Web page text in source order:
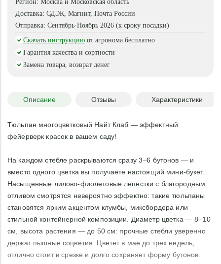
Регион: Москва и Московская область
Доставка: СДЭК, Магнит, Почта России
Отправка: Сентябрь-Ноябрь 2026 (к сроку посадки)
Скачать инструкцию от агронома бесплатно
Гарантия качества и сортности
Замена товара, возврат денег
Описание Отзывы Характеристики
Тюльпан многоцветковый Найт Клаб — эффектный
фейерверк красок в вашем саду!
На каждом стебле раскрываются сразу 3–6 бутонов — и
вместо одного цветка вы получаете настоящий мини‑букет.
Насыщенные лилово‑фиолетовые лепестки с благородным
отливом смотрятся невероятно эффектно: такие тюльпаны
становятся ярким акцентом клумбы, миксбордера или
стильной контейнерной композиции. Диаметр цветка — 8–10
см, высота растения — до 50 см: прочные стебли уверенно
держат пышные соцветия. Цветет в мае до трех недель,
отлично стоит в срезке и долго сохраняет форму бутонов.